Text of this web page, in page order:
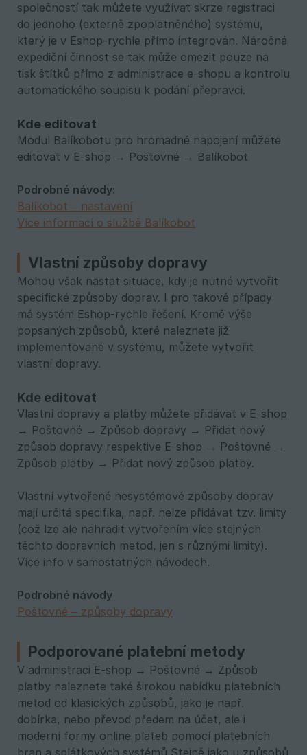
společností tak můžete využívat skrze registraci
do jednoho (externě zpoplatněného) systému,
který je v Eshop-rychle přímo integrován. Náročná
expediční činnost se tak může omezit pouze na
tisk štítků přímo z administrace e-shopu a kontrolu
automatického soupisu k podání přepravci.
Kde editovat
Modul Balíkobotu pro hromadné napojení můžete
editovat v E-shop → Poštovné → Balíkobot
Podrobné návody:
Balíkobot – nastavení
Více informací o službě Balíkobot
Vlastní způsoby dopravy
Mohou však nastat situace, kdy je nutné vytvořit
specifické způsoby doprav. I pro takové případy
má systém Eshop-rychle řešení. Kromě výše
popsaných způsobů, které naleznete již
implementované v systému, můžete vytvořit
vlastní dopravy.
Kde editovat
Vlastní dopravy a platby můžete přidávat v E-shop
→ Poštovné → Způsob dopravy → Přidat nový
způsob dopravy respektive E-shop → Poštovné →
Způsob platby → Přidat nový způsob platby.
Vlastní vytvořené nesystémové způsoby doprav
mají určitá specifika, např. nelze přidávat tzv. limity
(což lze ale nahradit vytvořením více stejných
těchto dopravních metod, jen s různými limity).
Více info v samostatných návodech.
Podrobné návody
Poštovné – způsoby dopravy
Podporované platební metody
V administraci E-shop → Poštovné → Způsob
platby naleznete také širokou nabídku platebních
metod od klasických způsobů, jako je např.
dobírka, nebo převod předem na účet, ale i
moderní formy online plateb pomocí platebních